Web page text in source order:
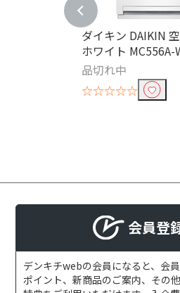
ダイキン DAIKIN
ホワイト MC556A-
品切れ中
☆☆☆☆☆
会員登
デンキチwebの会員になると、会
ポイント、新商品のご案内、その